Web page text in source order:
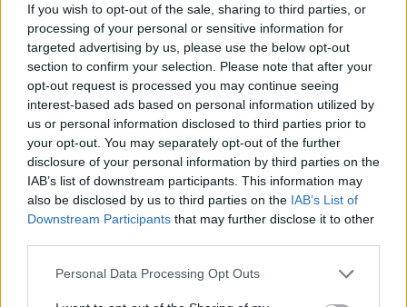
If you wish to opt-out of the sale, sharing to third parties, or
processing of your personal or sensitive information for
targeted advertising by us, please use the below opt-out
section to confirm your selection. Please note that after your
opt-out request is processed you may continue seeing
interest-based ads based on personal information utilized by
us or personal information disclosed to third parties prior to
your opt-out. You may separately opt-out of the further
disclosure of your personal information by third parties on the
IAB’s list of downstream participants. This information may
also be disclosed by us to third parties on the IAB’s List of
Downstream Participants that may further disclose it to other
Please note that this website/app uses one or more Google
Personal Data Processing Opt Outs
υπερυπολογιστής και μια ειδική ομάδα, τοAardvark
Weatherμπορεί να δημιουργήσει μια πρόγνωση σε
έναν συνηθισμένο υπολογιστή μέσα σε λίγα λεπτά.
Η ομάδα συνέκρινε τις επιδόσεις τουAardvark
Weatherμε τα υπάρχοντα συστήματα πρόβλεψης σε
παγκόσμιο επίπεδο. Χρησιμοποιώντας μόλις το 8%
των δεδομένων παρατήρησης που χρειάζονται τα
παραδοσιακά συστήματα πρόβλεψης, το Aardvark
ξεπέρασε το εθνικό σύστημα GFS (Global Forecast
System) των ΗΠΑ και ήταν συγκρίσιμο με τις
προβλέψεις της Μετεωρολογικής Υπηρεσίας.